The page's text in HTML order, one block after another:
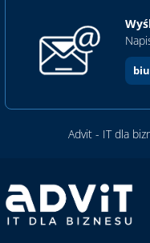
Advit - IT dla